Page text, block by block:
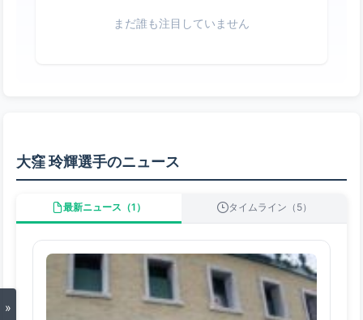
»
まだ誰も注目していません
大窪 玲輝選手のニュース
最新ニュース（1） タイムライン（5）